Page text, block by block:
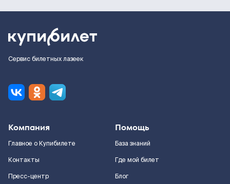
Сервис билетных лазеек
Компания
Главное о Купибилете
Контакты
Пресс-центр
Помощь
База знаний
Где мой билет
Блог